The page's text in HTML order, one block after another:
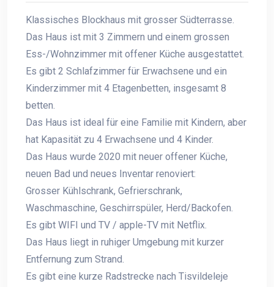
Klassisches Blockhaus mit grosser Südterrasse.
Das Haus ist mit 3 Zimmern und einem grossen
Ess-/Wohnzimmer mit offener Küche ausgestattet.
Es gibt 2 Schlafzimmer für Erwachsene und ein
Kinderzimmer mit 4 Etagenbetten, insgesamt 8
betten.
Das Haus ist ideal für eine Familie mit Kindern, aber
hat Kapasität zu 4 Erwachsene und 4 Kinder.
Das Haus wurde 2020 mit neuer offener Küche,
neuen Bad und neues Inventar renoviert:
Grosser Kühlschrank, Gefrierschrank,
Waschmaschine, Geschirrspüler, Herd/Backofen.
Es gibt WIFI und TV / apple-TV mit Netflix.
Das Haus liegt in ruhiger Umgebung mit kurzer
Entfernung zum Strand.
Es gibt eine kurze Radstrecke nach Tisvildeleje